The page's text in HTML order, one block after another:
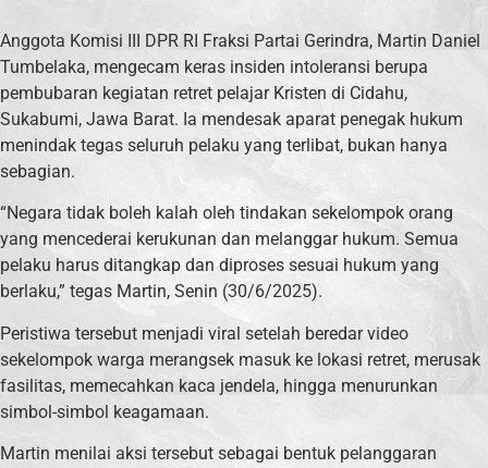
Anggota Komisi III DPR RI Fraksi Partai Gerindra, Martin Daniel
Tumbelaka, mengecam keras insiden intoleransi berupa
pembubaran kegiatan retret pelajar Kristen di Cidahu,
Sukabumi, Jawa Barat. Ia mendesak aparat penegak hukum
menindak tegas seluruh pelaku yang terlibat, bukan hanya
sebagian.
“Negara tidak boleh kalah oleh tindakan sekelompok orang
yang mencederai kerukunan dan melanggar hukum. Semua
pelaku harus ditangkap dan diproses sesuai hukum yang
berlaku,” tegas Martin, Senin (30/6/2025).
Peristiwa tersebut menjadi viral setelah beredar video
sekelompok warga merangsek masuk ke lokasi retret, merusak
fasilitas, memecahkan kaca jendela, hingga menurunkan
simbol-simbol keagamaan.
Martin menilai aksi tersebut sebagai bentuk pelanggaran